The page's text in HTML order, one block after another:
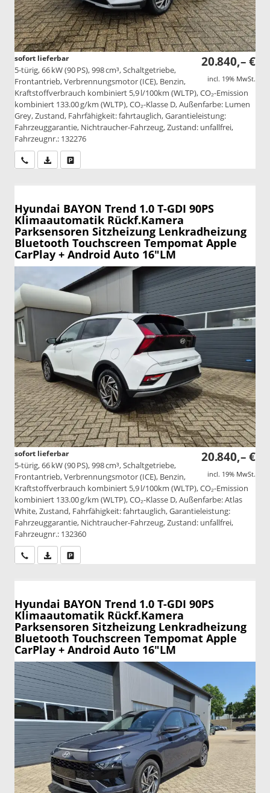
20.840,– €
incl. 19% MwSt.
sofort lieferbar
5-türig, 66 kW (90 PS), 998 cm³, Schaltgetriebe,
Frontantrieb, Verbrennungsmotor (ICE), Benzin,
Kraftstoffverbrauch kombiniert 5,9 l/100km (WLTP), CO₂-Emission
kombiniert 133.00 g/km (WLTP), CO₂-Klasse D, Außenfarbe: Lumen
Grey, Zustand, Fahrfähigkeit: fahrtauglich, Garantieleistung:
Fahrzeuggarantie, Nichtraucher-Fahrzeug, Zustand: unfallfrei,
Fahrzeugnr.: 132276
Wir rufen Sie anPDF-Datei, Fahrzeugexposé drucken
Hyundai BAYON Trend 1.0 T-GDI 90PS
Klimaautomatik Rückf.Kamera
Parksensoren Sitzheizung Lenkradheizung
Bluetooth Touchscreen Tempomat Apple
CarPlay + Android Auto 16"LM
20.840,– €
incl. 19% MwSt.
sofort lieferbar
5-türig, 66 kW (90 PS), 998 cm³, Schaltgetriebe,
Frontantrieb, Verbrennungsmotor (ICE), Benzin,
Kraftstoffverbrauch kombiniert 5,9 l/100km (WLTP), CO₂-Emission
kombiniert 133.00 g/km (WLTP), CO₂-Klasse D, Außenfarbe: Atlas
White, Zustand, Fahrfähigkeit: fahrtauglich, Garantieleistung:
Fahrzeuggarantie, Nichtraucher-Fahrzeug, Zustand: unfallfrei,
Fahrzeugnr.: 132360
Wir rufen Sie anPDF-Datei, Fahrzeugexposé drucken
Hyundai BAYON Trend 1.0 T-GDI 90PS
Klimaautomatik Rückf.Kamera
Parksensoren Sitzheizung Lenkradheizung
Bluetooth Touchscreen Tempomat Apple
CarPlay + Android Auto 16"LM